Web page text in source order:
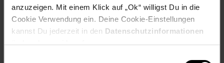
anzuzeigen. Mit einem Klick auf „Ok“ willigst Du in die
Cookie Verwendung ein. Deine Cookie-Einstellungen
kannst Du jederzeit in den Datenschutzinformationen
ändern bzw. widerrufen.
Material
Spanplatte, 16 mm, melaminharzbeschichtet
______________________________________________________